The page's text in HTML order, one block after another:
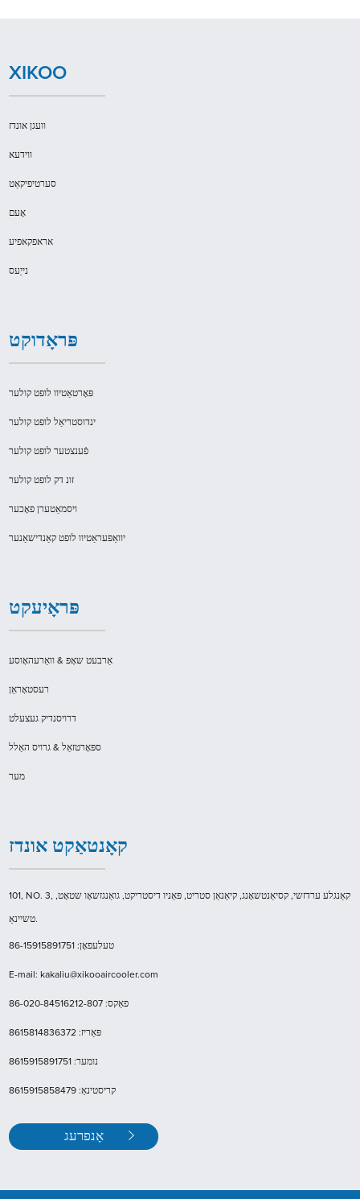
XIKOO
וועגן אונדז
ווידעא
סערטיפיקאַט
אָעם
אראפקאפיע
נייַעס
פּראָדוקט
פּאָרטאַטיוו לופט קולער
ינדוסטריאַל לופט קולער
פֿענצטער לופט קולער
זונ דק לופט קולער
ויסמאַטערן פאָכער
יוואַפּעראַטיוו לופט קאַנדישאַנער
פּראָיעקט
אַרבעט שאָפּ & וואַרעהאָוסע
רעסטאָראַן
דרויסנדיק געצעלט
ספּאָרטזאַל & גרויס האַלל
מער
קאָנטאַקט אונדז
101, NO. 3, קאַנגלע ערדזשי, קסיאַנטשאָנג, קיאַנאַן סטריט, פּאַניו דיסטריקט, גואַנגזשאָו שטאָט,
טשיינאַ.
טעלעפאָן: 86-15915891751
E-mail: kakaliu@xikooaircooler.com
פאַקס: 86-020-84516212-807
פּאַריז: 8615814836372
נומער: 8615915891751
קריסטינאַ: 8615915858479
אָנפרעג